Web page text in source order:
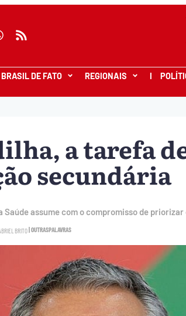
DE FATO REGIONAIS I
a tarefa
secundária
Saúde assume com o compromisso de
BRITO| OUTRASPALAVRAS